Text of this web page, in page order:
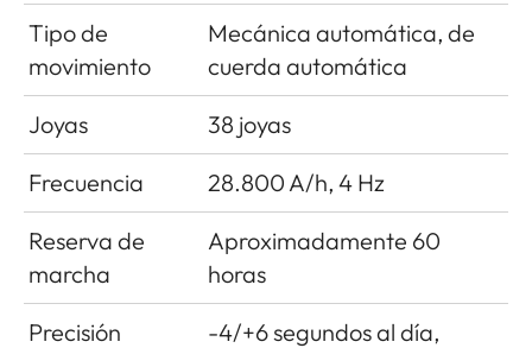
Tipo de
movimiento
Mecánica automática, de
cuerda automática
Joyas
38 joyas
Frecuencia
28.800 A/h, 4 Hz
Reserva de
marcha
Aproximadamente 60
horas
Precisión
-4/+6 segundos al día,